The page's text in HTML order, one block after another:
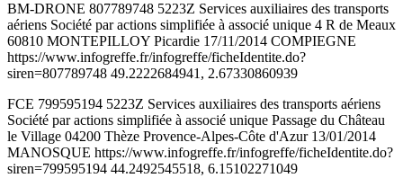
BM-DRONE 807789748 5223Z Services auxiliaires des transports
aériens Société par actions simplifiée à associé unique 4 R de Meaux
60810 MONTEPILLOY Picardie 17/11/2014 COMPIEGNE
https://www.infogreffe.fr/infogreffe/ficheIdentite.do?
siren=807789748 49.2222684941, 2.67330860939
FCE 799595194 5223Z Services auxiliaires des transports aériens
Société par actions simplifiée à associé unique Passage du Château
le Village 04200 Thèze Provence-Alpes-Côte d'Azur 13/01/2014
MANOSQUE https://www.infogreffe.fr/infogreffe/ficheIdentite.do?
siren=799595194 44.2492545518, 6.15102271049